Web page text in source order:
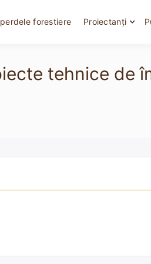
forestiere Proiectanți
tehnice de